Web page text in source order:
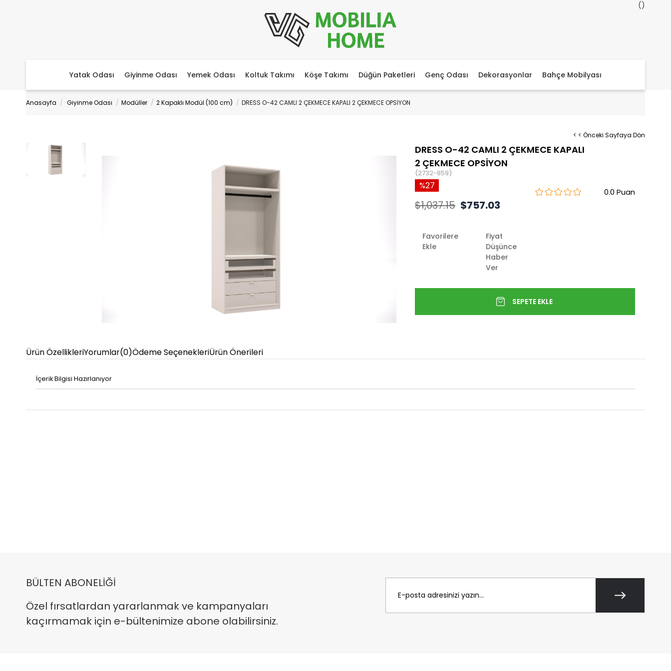
Yatak Odası Giyinme Odası Yemek Odası Koltuk Takımı Köşe Takımı Düğün Paketleri Genç Odası Dekorasyonlar Bahçe Mobilyası
Anasayfa Giyinme Odası Modüller 2 Kapaklı Modül (100 cm) DRESS O-42 CAMLI 2 ÇEKMECE KAPALI 2 ÇEKMECE OPSİYON
< < Önceki Sayfaya Dön
DRESS O-42 CAMLI 2 ÇEKMECE KAPALI
2 ÇEKMECE OPSİYON
(2732-859)
0.0
27
$1,037.15 $757.03
Favorilere
Ekle
Fiyat
Düşünce
Haber
Ver
Ürün ÖzellikleriYorumlar(0)Ödeme SeçenekleriÜrün Önerileri
İçerik Bilgisi Hazırlanıyor
BÜLTEN ABONELİĞİ
Özel fırsatlardan yararlanmak ve kampanyaları
kaçırmamak için e-bültenimize abone olabilirsiniz.